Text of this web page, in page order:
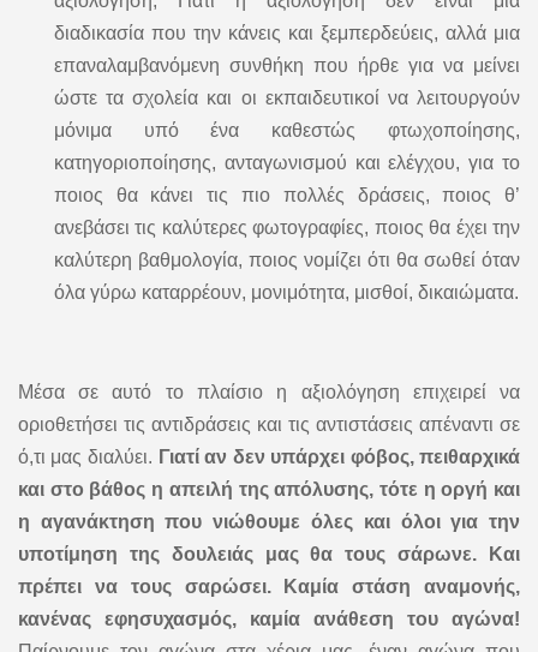
διαδικασία που την κάνεις και ξεμπερδεύεις, αλλά μια
επαναλαμβανόμενη συνθήκη που ήρθε για να μείνει
ώστε τα σχολεία και οι εκπαιδευτικοί να λειτουργούν
μόνιμα υπό ένα καθεστώς φτωχοποίησης,
κατηγοριοποίησης, ανταγωνισμού και ελέγχου, για το
ποιος θα κάνει τις πιο πολλές δράσεις, ποιος θ’
ανεβάσει τις καλύτερες φωτογραφίες, ποιος θα έχει την
καλύτερη βαθμολογία, ποιος νομίζει ότι θα σωθεί όταν
όλα γύρω καταρρέουν, μονιμότητα, μισθοί, δικαιώματα.
Μέσα σε αυτό το πλαίσιο η αξιολόγηση επιχειρεί να
οριοθετήσει τις αντιδράσεις και τις αντιστάσεις απέναντι σε
ό,τι μας διαλύει. Γιατί αν δεν υπάρχει φόβος, πειθαρχικά
και στο βάθος η απειλή της απόλυσης, τότε η οργή και
η αγανάκτηση που νιώθουμε όλες και όλοι για την
υποτίμηση της δουλειάς μας θα τους σάρωνε. Και
πρέπει να τους σαρώσει.
Καμία στάση αναμονής,
κανένας εφησυχασμός, καμία ανάθεση του αγώνα!